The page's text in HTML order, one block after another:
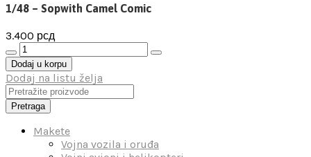
1/48 – Sopwith Camel Comic
3.400 рсд
1/48
-
Sopwith
Camel
Comic
количина
Dodaj u korpu
Dodaj na listu želja
Pretraga
Makete
Vojna vozila i oruđa